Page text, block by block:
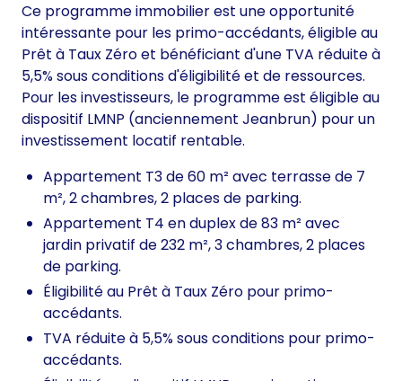
Ce programme immobilier est une opportunité
intéressante pour les primo-accédants, éligible au
Prêt à Taux Zéro et bénéficiant d'une TVA réduite à
5,5% sous conditions d'éligibilité et de ressources.
Pour les investisseurs, le programme est éligible au
dispositif LMNP (anciennement Jeanbrun) pour un
investissement locatif rentable.
Appartement T3 de 60 m² avec terrasse de 7
m², 2 chambres, 2 places de parking.
Appartement T4 en duplex de 83 m² avec
jardin privatif de 232 m², 3 chambres, 2 places
de parking.
Éligibilité au Prêt à Taux Zéro pour primo-
accédants.
TVA réduite à 5,5% sous conditions pour primo-
accédants.